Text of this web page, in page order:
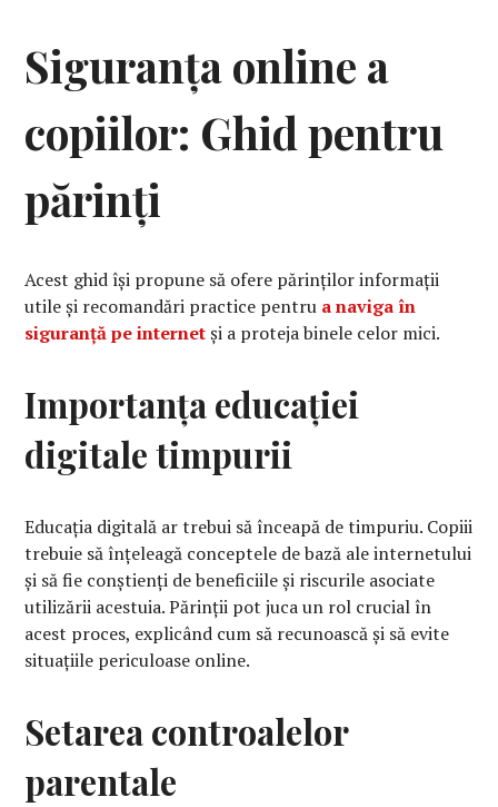
Siguranța online a
copiilor: Ghid pentru
părinți
Acest ghid își propune să ofere părinților informații
utile și recomandări practice pentru a naviga în
siguranță pe internetși a proteja binele celor mici.
Importanța educației
digitale timpurii
Educația digitală ar trebui să înceapă de timpuriu. Copiii
trebuie să înțeleagă conceptele de bază ale internetului
și să fie conștienți de beneficiile și riscurile asociate
utilizării acestuia. Părinții pot juca un rol crucial în
acest proces, explicând cum să recunoască și să evite
situațiile periculoase online.
Setarea controalelor
parentale